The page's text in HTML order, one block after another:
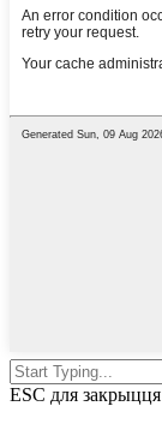
ESC для закрыцця